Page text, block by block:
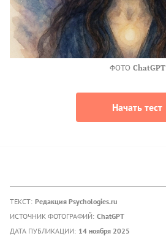
ФОТО ChatGPT
Начать тест
ТЕКСТ: Редакция Psychologies.ru
ИСТОЧНИК ФОТОГРАФИЙ: ChatGPT
ДАТА ПУБЛИКАЦИИ: 14 ноября 2025